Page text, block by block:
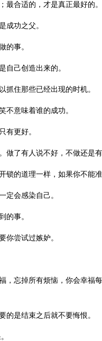
合适的，才是真正最好的。
功之父。
事。
己创造出来的。
住那些已经出现的时机。
意味着谁的成功。
更好。
了有人说不好，不做还是有
的道理一样，如果你不能准
会感染自己。
事。
尝试过嫉妒。
忘掉所有烦恼，你会幸福
是结束之后就不要悔恨。